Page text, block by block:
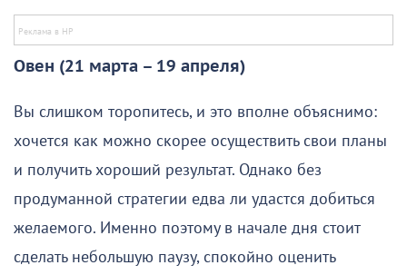
Овен (21 марта – 19 апреля)
Вы слишком торопитесь, и это вполне объяснимо:
хочется как можно скорее осуществить свои планы
и получить хороший результат. Однако без
продуманной стратегии едва ли удастся добиться
желаемого. Именно поэтому в начале дня стоит
сделать небольшую паузу, спокойно оценить